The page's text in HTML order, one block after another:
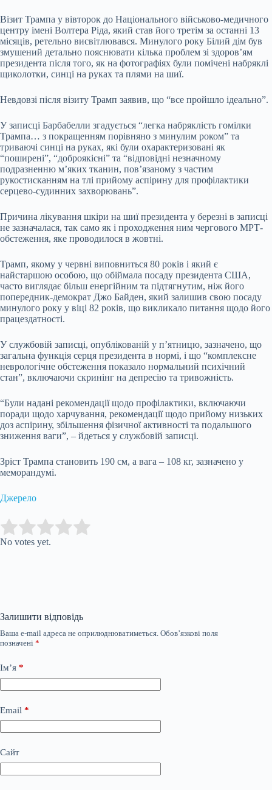
Візит Трампа у вівторок до Національного військово-медичного
центру імені Волтера Ріда, який став його третім за останні 13
місяців, ретельно висвітлювався. Минулого року Білий дім був
змушений детально пояснювати кілька проблем зі здоров’ям
президента після того, як на фотографіях були помічені набряклі
щиколотки, синці на руках та плями на шиї.
Невдовзі після візиту Трамп заявив, що “все пройшло ідеально”.
У записці Барбабелли згадується “легка набряклість гомілки
Трампа… з покращенням порівняно з минулим роком” та
триваючі синці на руках, які були охарактеризовані як
“поширені”, “доброякісні” та “відповідні незначному
подразненню м’яких тканин, пов’язаному з частим
рукостисканням на тлі прийому аспірину для профілактики
серцево-судинних захворювань”.
Причина лікування шкіри на шиї президента у березні в записці
не зазначалася, так само як і проходження ним чергового МРТ-
обстеження, яке проводилося в жовтні.
Трамп, якому у червні виповниться 80 років і який є
найстаршою особою, що обіймала посаду президента США,
часто виглядає більш енергійним та підтягнутим, ніж його
попередник-демократ Джо Байден, який залишив свою посаду
минулого року у віці 82 років, що викликало питання щодо його
працездатності.
У службовій записці, опублікованій у п’ятницю, зазначено, що
загальна функція серця президента в нормі, і що “комплексне
неврологічне обстеження показало нормальний психічний
стан”, включаючи скринінг на депресію та тривожність.
“Були надані рекомендації щодо профілактики, включаючи
поради щодо харчування, рекомендації щодо прийому низьких
доз аспірину, збільшення фізичної активності та подальшого
зниження ваги”, – йдеться у службовій записці.
Зріст Трампа становить 190 см, а вага – 108 кг, зазначено у
меморандумі.
Джерело
Rate this item:
No votes yet.
Залишити відповідь
Ваша e-mail адреса не оприлюднюватиметься. Обов’язкові поля
позначені *
Ім’я *
Email *
Сайт